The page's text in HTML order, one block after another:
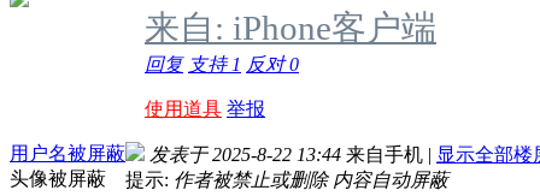
来自: iPhone客户端
回复 支持 1 反对0
使用道具 举报
用户名被屏蔽
头像被屏蔽
发表于 2025-8-22 13:44 来自手机 | 显示全部楼
提示: 作者被禁止或删除 内容自动屏蔽